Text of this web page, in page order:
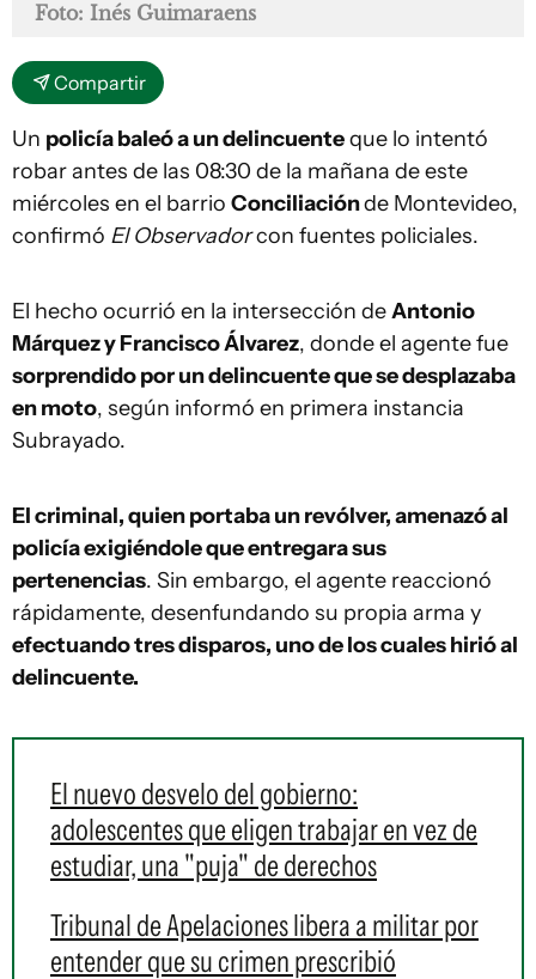
Foto: Inés Guimaraens
Compartir
Un policía baleó a un delincuenteque lo intentó
robar antes de las 08:30 de la mañana de este
miércoles en el barrio Conciliaciónde Montevideo,
confirmó El Observadorcon fuentes policiales.
El hecho ocurrió en la intersección deAntonio
Márquez y Francisco Álvarez, donde el agente fue
sorprendido por un delincuente que se desplazaba
en moto, según informó en primera instancia
Subrayado.
El criminal, quien portaba un revólver, amenazó al
policía exigiéndole que entregara sus
pertenencias. Sin embargo, el agente reaccionó
rápidamente, desenfundando su propia arma y
efectuando tres disparos, uno de los cuales hirió al
delincuente.
El nuevo desvelo del gobierno:
adolescentes que eligen trabajar en vez de
estudiar, una "puja" de derechos
Tribunal de Apelaciones libera a militar por
entender que su crimen prescribió